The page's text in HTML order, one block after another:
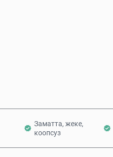
Заматта, жеке,
коопсуз